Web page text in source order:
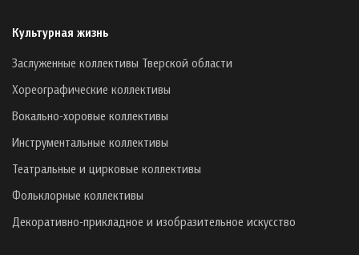
Культурная жизнь
Заслуженные коллективы Тверской области
Хореографические коллективы
Вокально-хоровые коллективы
Инструментальные коллективы
Театральные и цирковые коллективы
Фольклорные коллективы
Декоративно-прикладное и изобразительное искусство